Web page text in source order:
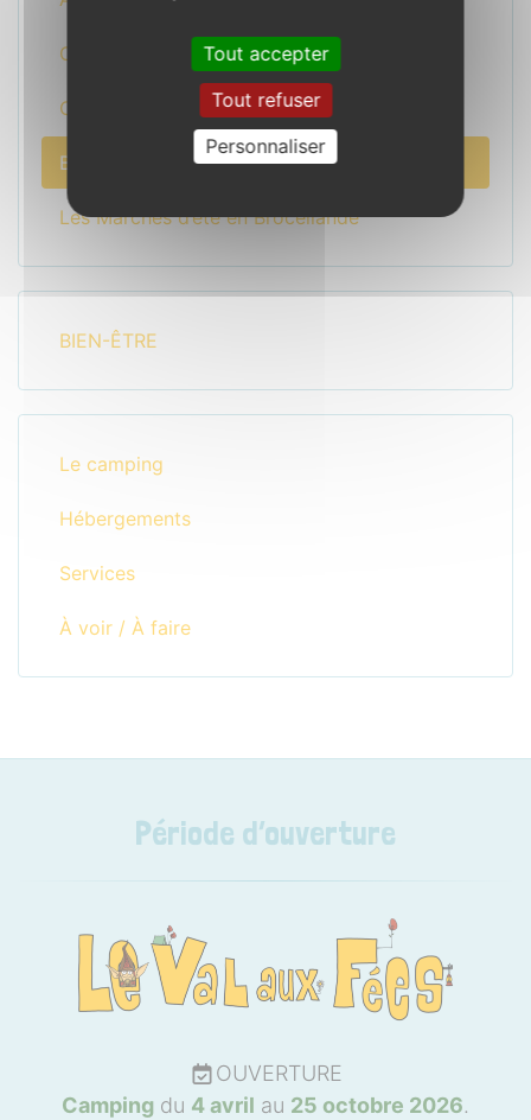
Chasses au trésor et Rallye photos
Calendrier des animations
Balades contées au départ du camping
Les Marchés d’été en Brocéliande
BIEN-ÊTRE
Le camping
Hébergements
Services
À voir / À faire
Période d’ouverture
OUVERTURE
Camping du 4 avril au 25 octobre 2026.
Tout accepter
Tout refuser
Personnaliser